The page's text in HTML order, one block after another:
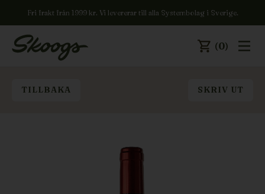
Fri frakt från 1999 kr. Vi levererar till alla Systembolag i Sverige.
(0)
TILLBAKA SKRIV UT